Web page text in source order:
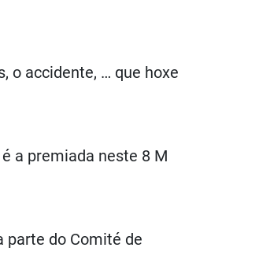
o accidente, … que hoxe
a premiada neste 8 M
parte do Comité de